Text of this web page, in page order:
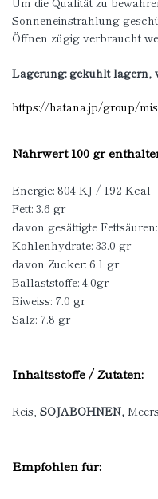
Sonneneinstrahlung
Öffnen zügig verbraucht
Lagerung: gekühlt lagern,
https://hatana.jp/group/
Nährwert 100 gr
Energie: 804 KJ / 192 Kcal
Fett: 3.6 gr
davon gesättigte
Kohlenhydrate: 33.0 gr
davon Zucker: 6.1 gr
Ballaststoffe: 4.0gr
Eiweiss: 7.0 gr
Salz: 7.8 gr
Inhaltsstoffe / Zutaten:
Reis, SOJABOHNEN,
Empfohlen für: